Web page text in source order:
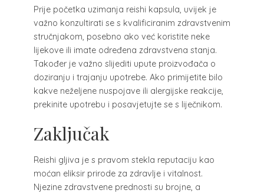
Prije početka uzimanja reishi kapsula, uvijek je
važno konzultirati se s kvalificiranim zdravstvenim
stručnjakom, posebno ako već koristite neke
lijekove ili imate određena zdravstvena stanja.
Također je važno slijediti upute proizvođača o
doziranju i trajanju upotrebe. Ako primijetite bilo
kakve neželjene nuspojave ili alergijske reakcije,
prekinite upotrebu i posavjetujte se s liječnikom.
Zaključak
Reishi gljiva je s pravom stekla reputaciju kao
moćan eliksir prirode za zdravlje i vitalnost.
Njezine zdravstvene prednosti su brojne, a